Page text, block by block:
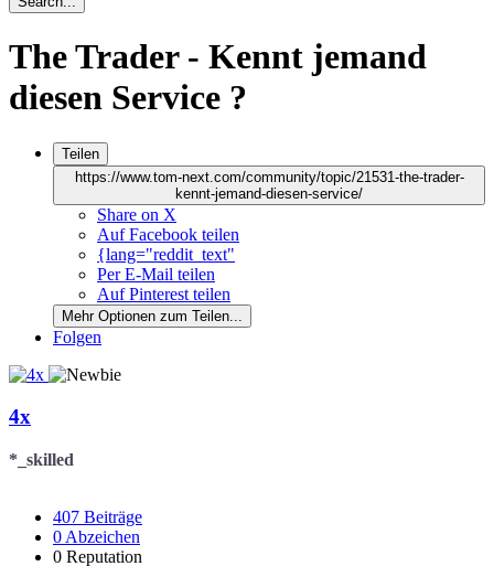
The Trader - Kennt jemand
diesen Service ?
Teilen
https://www.tom-next.com/community/topic/21531-the-trader-
kennt-jemand-diesen-service/
Share on X
Auf Facebook teilen
{lang="reddit_text"
Per E-Mail teilen
Auf Pinterest teilen
Mehr Optionen zum Teilen...
Folgen
4x
*_skilled
407 Beiträge
0 Abzeichen
0 Reputation